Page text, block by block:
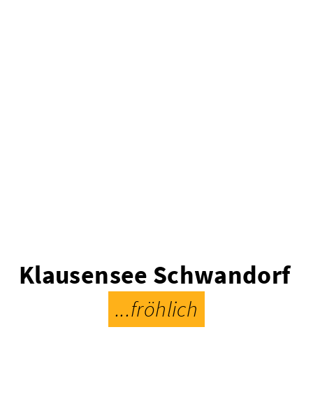
Klausensee Schwandorf
...fröhlich